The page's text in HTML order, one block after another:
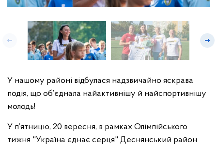
У нашому районі відбулася надзвичайно яскрава
подія, що об’єднала найактивнішу й найспортивнішу
молодь!
У п’ятницю, 20 вересня, в рамках Олімпійського
тижня "Україна єднає серця" Деснянський район